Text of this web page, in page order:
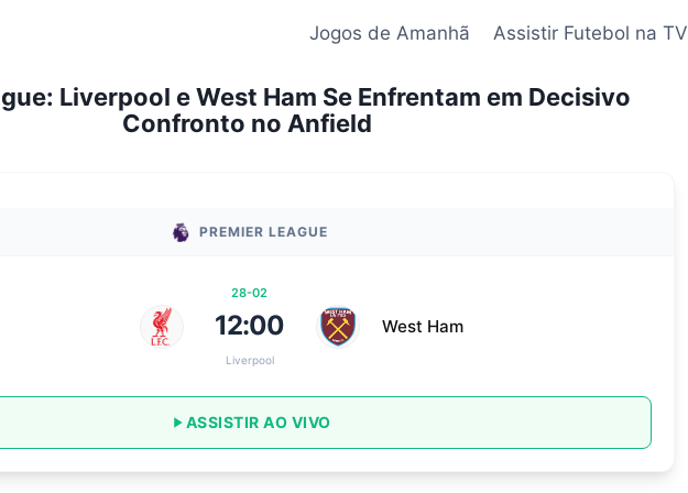
Jogos de Amanhã Assistir Futebol na TV
Liverpool e West Ham Se Enfrentam em Decisivo
Confronto no Anfield
PREMIER LEAGUE
28-02
12:00
Liverpool
West Ham
ASSISTIR AO VIVO